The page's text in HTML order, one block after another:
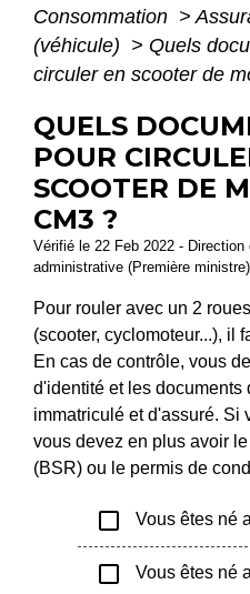
Consommation >
(véhicule) > Quels
circuler en scooter de
QUELS
POUR
SCOOTER DE
CM3 ?
Vérifié le 22 Feb 2022 -
administrative (Première ministre)
Pour rouler avec un 2
(scooter, cyclomoteur...), il
En cas de contrôle, vous
d'identité et les
immatriculé et d'assuré. Si
vous devez en plus avoir
(BSR) ou le permis de
check_box_outline_blank Vous êtes né
check_box_outline_blank Vous êtes né